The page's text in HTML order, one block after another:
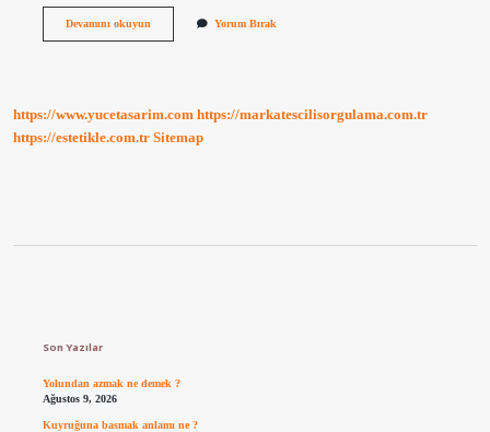
Devamını okuyunTane
Yorum Bırak
https://www.yucetasarim.com https://markatescilisorgulama.com.tr
https://estetikle.com.tr Sitemap
Son Yazılar
Yolundan azmak ne demek ?
Ağustos 9, 2026
Kuyruğuna basmak anlamı ne ?